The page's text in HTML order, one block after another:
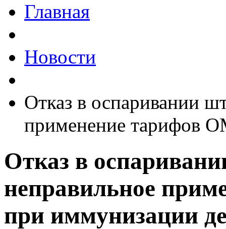
Главная
Новости
Отказ в оспаривании
применение тарифов
Отказ в
неправильное
при иммунизации